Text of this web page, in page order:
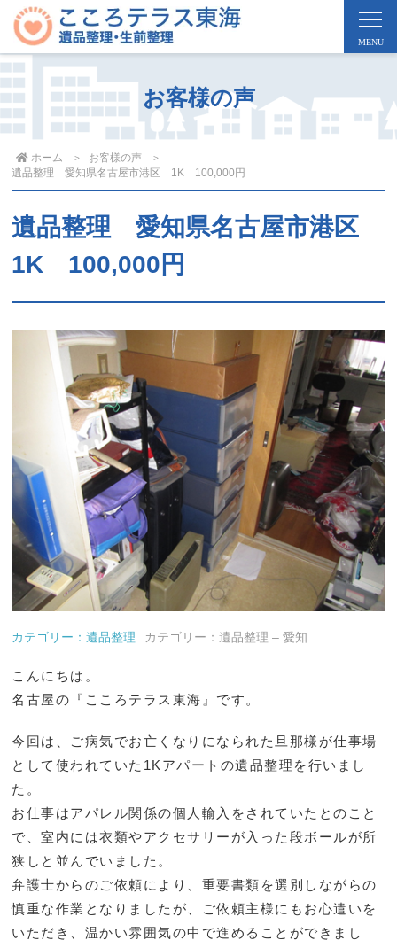
お客様の声
ホーム
お客様の声
遺品整理 愛知県名古屋市港区 1K 100,000円
遺品整理 愛知県名古屋市港区
1K 100,000円
カテゴリー：遺品整理 カテゴリー：遺品整理 – 愛知
こんにちは。
名古屋の『こころテラス東海』です。
今回は、ご病気でお亡くなりになられた旦那様が仕事場
として使われていた1Kアパートの遺品整理を行いまし
た。
お仕事はアパレル関係の個人輸入をされていたとのこと
で、室内には衣類やアクセサリーが入った段ボールが所
狭しと並んでいました。
弁護士からのご依頼により、重要書類を選別しながらの
慎重な作業となりましたが、ご依頼主様にもお心遣いを
いただき、温かい雰囲気の中で進めることができまし